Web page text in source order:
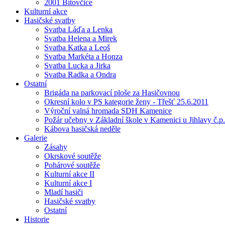
2001 Bítovčice
Kulturní akce
Hasičské svatby
Svatba Láďa a Lenka
Svatba Helena a Mirek
Svatba Katka a Leoš
Svatba Markéta a Honza
Svatba Lucka a Jirka
Svatba Radka a Ondra
Ostatní
Brigáda na parkovací ploše za Hasičovnou
Okresní kolo v PS kategorie ženy - Třešť 25.6.2011
Výroční valná hromada SDH Kamenice
Požár učebny v Základní škole v Kamenici u Jihlavy
Kábova hasičská neděle
Galerie
Zásahy
Okrskové soutěže
Pohárové soutěže
Kulturní akce II
Kulturní akce I
Mladí hasiči
Hasičské svatby
Ostatní
Historie